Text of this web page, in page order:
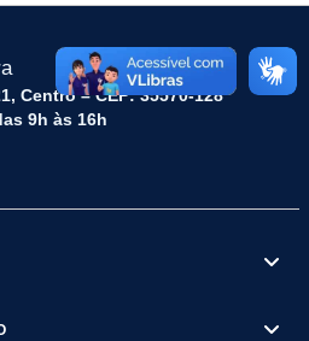
Centro – CEP: 35570-128
9h às 16h